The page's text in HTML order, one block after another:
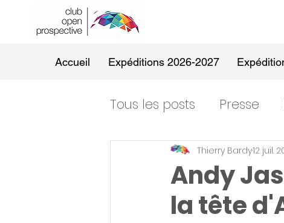
Accueil Expéditions 2026-2027
Tous les posts Presse
Andy
la tête
Thierry Bardy12 juil.